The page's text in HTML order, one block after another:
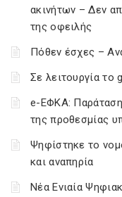
ακινήτων – Δεν
της οφειλής
Πόθεν έσχες –
Σε λειτουργία το
e-ΕΦΚΑ: Παράταση
της προθεσμίας
Ψηφίστηκε το
και αναπηρία
Νέα Ενιαία